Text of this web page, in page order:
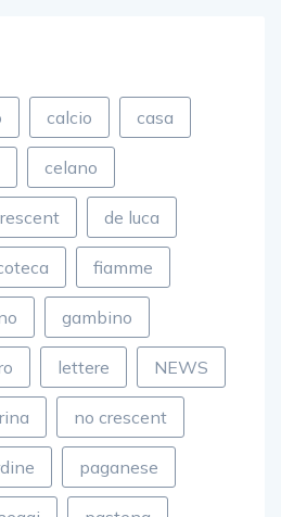
calcio casa
celano
de luca
fiamme
gambino
lettere NEWS
no crescent
paganese